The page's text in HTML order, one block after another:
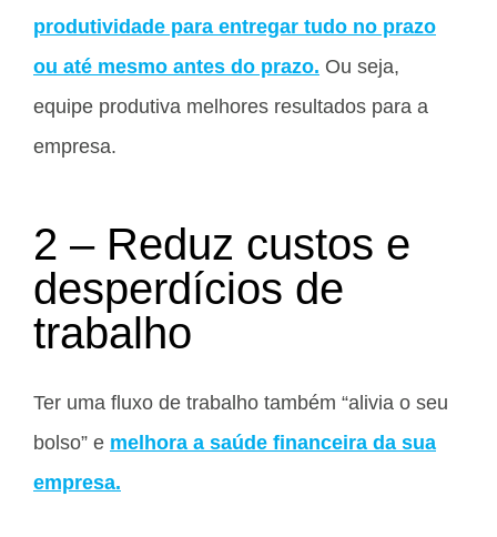
produtividade para entregar tudo no prazo
ou até mesmo antes do prazo. Ou seja,
equipe produtiva melhores resultados para a
empresa.
2 – Reduz custos e
desperdícios de
trabalho
Ter uma fluxo de trabalho também “alivia o seu
bolso” e melhora a saúde financeira da sua
empresa.